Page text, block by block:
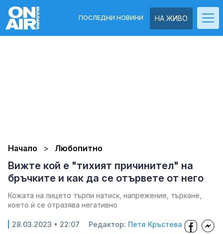
НА ЖИВО
ПОСЛЕДНИ НОВИНИ
Начало Любопитно
Вижте кой е "тихият причинител" на
бръчките и как да се отървете от него
Кожата на лицето търпи натиск, напрежение, търкане,
което ѝ се отразява негативно
28.03.2023 • 22:07 Редактор: Петя Кръстева